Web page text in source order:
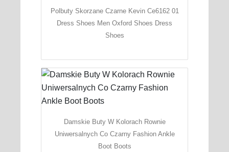
Polbuty Skorzane Czarne Kevin Ce6162 01
Dress Shoes Men Oxford Shoes Dress
Shoes
Damskie Buty W Kolorach Rownie
Uniwersalnych Co Czarny Fashion Ankle
Boot Boots